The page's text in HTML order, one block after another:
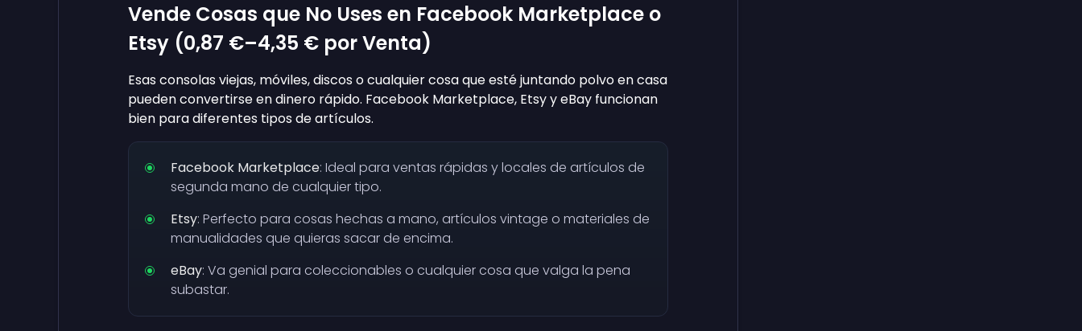
Vende Cosas que No Uses en Facebook Marketplace o
Etsy (0,87 €–4,35 € por Venta)
Esas consolas viejas, móviles, discos o cualquier cosa que esté juntando polvo en casa
pueden convertirse en dinero rápido. Facebook Marketplace, Etsy y eBay funcionan
bien para diferentes tipos de artículos.
Facebook Marketplace: Ideal para ventas rápidas y locales de artículos de
segunda mano de cualquier tipo.
Etsy: Perfecto para cosas hechas a mano, artículos vintage o materiales de
manualidades que quieras sacar de encima.
eBay: Va genial para coleccionables o cualquier cosa que valga la pena
subastar.